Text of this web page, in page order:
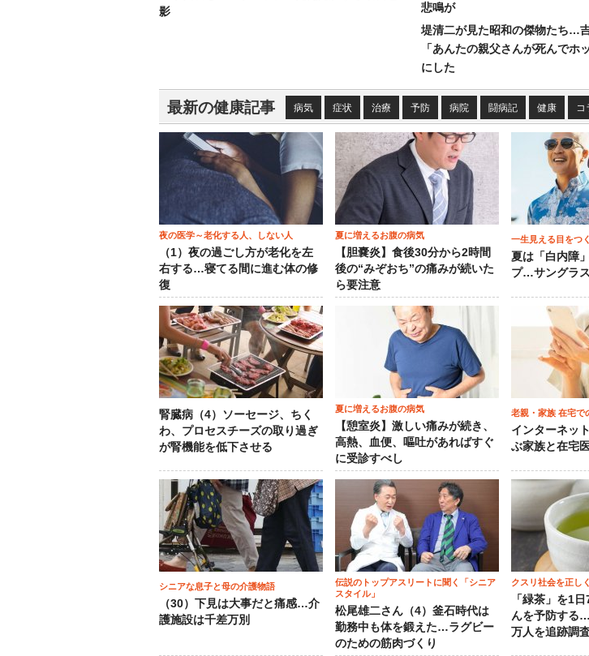
影
悲鳴が
堤清二が見た昭和の傑物たち…
「あんたの親父さんが死んでホ
にした
最新の健康記事 病気 症状 治療 予防 病院 闘病記 健康 コ
夜の医学～老化する人、しない人
（1）夜の過ごし方が老化を左
右する…寝てる間に進む体の修
復
夏に増えるお腹の病気
【胆嚢炎】食後30分から2時間
後の“みぞおち”の痛みが続いた
ら要注意
一生見える目をつ
夏は「白内障
プ…サングラ
腎臓病（4）ソーセージ、ちく
わ、プロセスチーズの取り過ぎ
が腎機能を低下させる
夏に増えるお腹の病気
【憩室炎】激しい痛みが続き、
高熱、血便、嘔吐があればすぐ
に受診すべし
老親・家族 在宅で
インターネッ
ぶ家族と在宅
シニアな息子と母の介護物語
（30）下見は大事だと痛感…介
護施設は千差万別
伝説のトップアスリートに聞く「シニア
スタイル」
松尾雄二さん（4）釜石時代は
勤務中も体を鍛えた…ラグビー
のための筋肉づくり
クスリ社会を正し
「緑茶」を1
んを予防する
万人を追跡調